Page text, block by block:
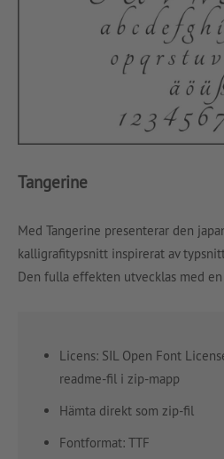
Tangerine
Med Tangerine presenterar den
kalligrafitypsnitt inspirerat av
Den fulla effekten utvecklas med
Licens: SIL Open Font
readme-fil i zip-mapp
Hämta direkt som zip-fil
Fontformat: TTF